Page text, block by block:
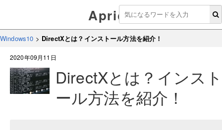
Aprico
Windows10 > DirectXとは？インストール方法を紹介！
2020年09月11日
DirectXとは？インス
ール方法を紹介！